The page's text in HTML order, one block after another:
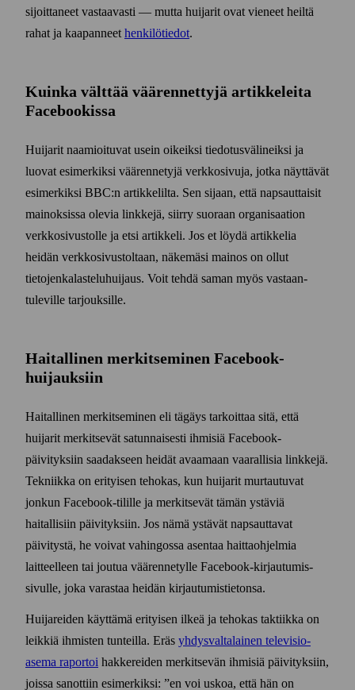
sijoittaneet vastaavasti — mutta huijarit ovat vieneet heiltä
rahat ja kaapanneet henkilö­tiedot.
Kuinka välttää väärennettyjä artikkeleita
Facebookissa
Huijarit naamioituvat usein oikeiksi tiedotus­välineiksi ja
luovat esi­merkiksi väärennetyjä verkko­sivuja, jotka näyttävät
esimerkiksi BBC:n artikkelilta. Sen sijaan, että napsauttaisit
mainoksissa olevia linkkejä, siirry suoraan organisaation
verkko­sivustolle ja etsi artikkeli. Jos et löydä artikkelia
heidän verkko­sivustoltaan, näkemäsi mainos on ollut
tietojen­kalastelu­huijaus. Voit tehdä saman myös vastaan­
tuleville tarjouksille.
Haitallinen merkitseminen Facebook-
huijauksiin
Haitallinen merkitseminen eli tägäys tarkoittaa sitä, että
huijarit merkitsevät satunnaisesti ihmisiä Facebook-
päivityksiin saadakseen heidät avaamaan vaarallisia linkkejä.
Tekniikka on erityisen tehokas, kun huijarit murtautuvat
jonkun Facebook-tilille ja merkitsevät tämän ystäviä
haitallisiin päivityksiin. Jos nämä ystävät napsauttavat
päivitystä, he voivat vahingossa asentaa haitta­ohjelmia
laitteelleen tai joutua väärennetylle Facebook-kirjautumis­
sivulle, joka varastaa heidän kirjautumis­tietonsa.
Huijareiden käyttämä erityisen ilkeä ja tehokas taktiikka on
leikkiä ihmisten tunteilla. Eräs yhdys­valtalainen televisio­
asema raportoi hakkereiden merkitsevän ihmisiä päivityksiin,
joissa sanottiin esi­merkiksi: ”en voi uskoa, että hän on